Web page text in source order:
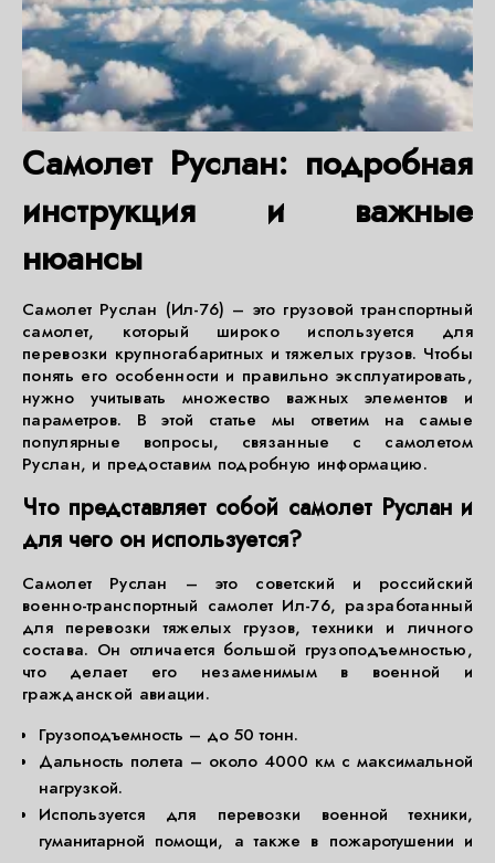
Самолет Руслан: подробная
инструкция и важные
нюансы
Самолет Руслан (Ил-76) – это грузовой транспортный
самолет, который широко используется для
перевозки крупногабаритных и тяжелых грузов. Чтобы
понять его особенности и правильно эксплуатировать,
нужно учитывать множество важных элементов и
параметров. В этой статье мы ответим на самые
популярные вопросы, связанные с самолетом
Руслан, и предоставим подробную информацию.
Что представляет собой самолет Руслан и
для чего он используется?
Самолет Руслан – это советский и российский
военно-транспортный самолет Ил-76, разработанный
для перевозки тяжелых грузов, техники и личного
состава. Он отличается большой грузоподъемностью,
что делает его незаменимым в военной и
гражданской авиации.
Грузоподъемность – до 50 тонн.
Дальность полета – около 4000 км с максимальной
нагрузкой.
Используется для перевозки военной техники,
гуманитарной помощи, а также в пожаротушении и